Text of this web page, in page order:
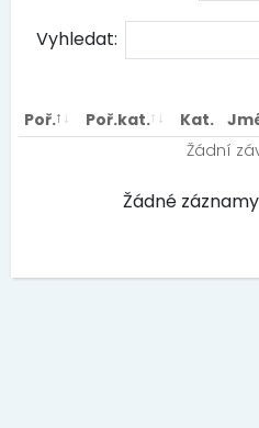
Vyhledat:
Poř. Poř.kat. Kat.
Žádní
Žádné